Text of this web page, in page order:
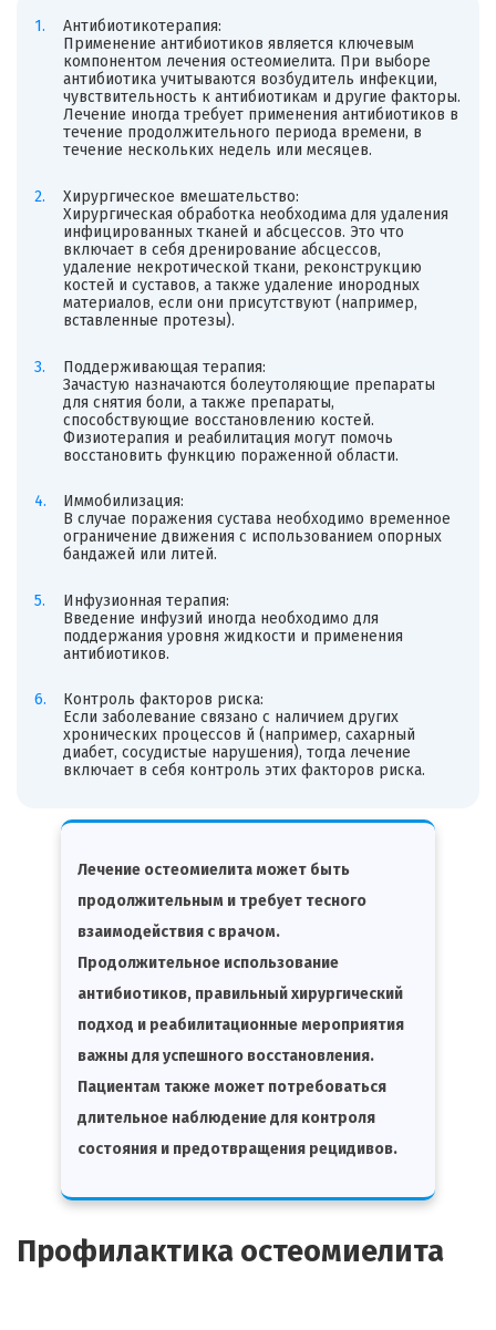
Антибиотикотерапия:
Применение антибиотиков является ключевым
компонентом лечения остеомиелита. При выборе
антибиотика учитываются возбудитель инфекции,
чувствительность к антибиотикам и другие факторы.
Лечение иногда требует применения антибиотиков в
течение продолжительного периода времени, в
течение нескольких недель или месяцев.
Хирургическое вмешательство:
Хирургическая обработка необходима для удаления
инфицированных тканей и абсцессов. Это что
включает в себя дренирование абсцессов,
удаление некротической ткани, реконструкцию
костей и суставов, а также удаление инородных
материалов, если они присутствуют (например,
вставленные протезы).
Поддерживающая терапия:
Зачастую назначаются болеутоляющие препараты
для снятия боли, а также препараты,
способствующие восстановлению костей.
Физиотерапия и реабилитация могут помочь
восстановить функцию пораженной области.
Иммобилизация:
В случае поражения сустава необходимо временное
ограничение движения с использованием опорных
бандажей или литей.
Инфузионная терапия:
Введение инфузий иногда необходимо для
поддержания уровня жидкости и применения
антибиотиков.
Контроль факторов риска:
Если заболевание связано с наличием других
хронических процессов й (например, сахарный
диабет, сосудистые нарушения), тогда лечение
включает в себя контроль этих факторов риска.
Лечение остеомиелита может быть
продолжительным и требует тесного
взаимодействия с врачом.
Продолжительное использование
антибиотиков, правильный хирургический
подход и реабилитационные мероприятия
важны для успешного восстановления.
Пациентам также может потребоваться
длительное наблюдение для контроля
состояния и предотвращения рецидивов.
Профилактика остеомиелита